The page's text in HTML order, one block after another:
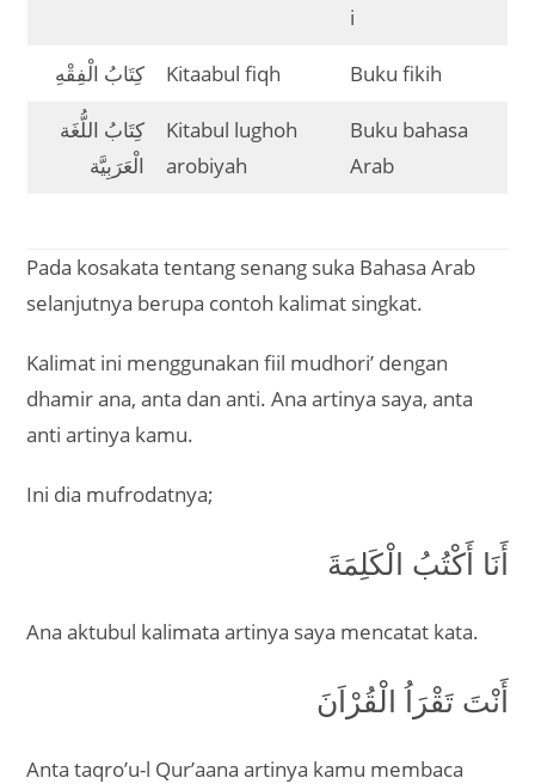
i
كِتَابُ الْفِقْهِ Kitaabul fiqh Buku fikih
كِتَابُ اللُّغَة
الْعَرَبِيَّة
Kitabul lughoh
arobiyah
Buku bahasa
Arab
Pada kosakata tentang senang suka Bahasa Arab
selanjutnya berupa contoh kalimat singkat.
Kalimat ini menggunakan fiil mudhori’ dengan
dhamir ana, anta dan anti. Ana artinya saya, anta
anti artinya kamu.
Ini dia mufrodatnya;
أَنَا أَكْتُبُ الْكَلِمَةَ
Ana aktubul kalimata artinya saya mencatat kata.
أَنْتَ تَقْرَاُ الْقُرْاَنَ
Anta taqro’u-l Qur’aana artinya kamu membaca